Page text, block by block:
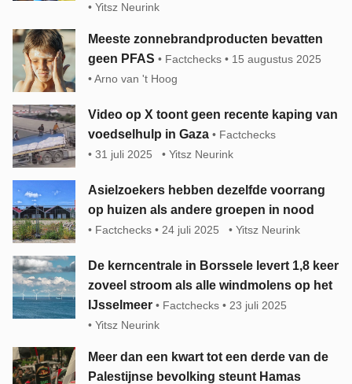
Yitsz Neurink
Meeste zonnebrandproducten bevatten
geen PFAS
Factchecks
15 augustus 2025
Arno van 't Hoog
Video op X toont geen recente kaping van
voedselhulp in Gaza
Factchecks
31 juli 2025
Yitsz Neurink
Asielzoekers hebben dezelfde voorrang
op huizen als andere groepen in nood
Factchecks 24 juli 2025 Yitsz Neurink
De kerncentrale in Borssele levert 1,8 keer
zoveel stroom als alle windmolens op het
IJsselmeer
Factchecks
23 juli 2025
Yitsz Neurink
Meer dan een kwart tot een derde van de
Palestijnse bevolking steunt Hamas